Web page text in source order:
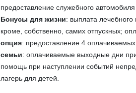
предоставление служебного
Бонусы для жизни: выплата лечебного
кроме, собственно, самих отпускных;
опция: предоставление 4
семьи: оплачиваемые выходные дни
помощь при наступлении событий
лагерь для детей.